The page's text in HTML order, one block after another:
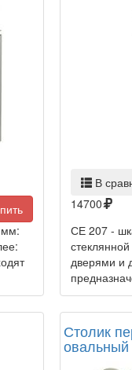
В
14700
СЕ 207 -
дверями и
Столик
овальный